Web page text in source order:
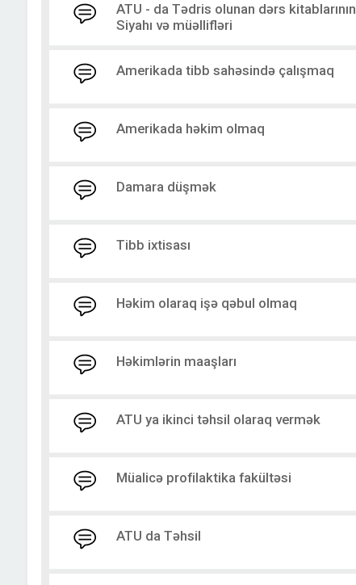
ATU - da Tədris olunan dərs kitablarının
Siyahı və müəllifləri
Amerikada tibb sahəsində çalışmaq
Amerikada həkim olmaq
Damara düşmək
Tibb ixtisası
Həkim olaraq işə qəbul olmaq
Həkimlərin maaşları
ATU ya ikinci təhsil olaraq vermək
Müalicə profilaktika fakültəsi
ATU da Təhsil